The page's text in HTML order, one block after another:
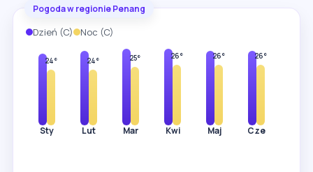
Pogoda w regionie Penang
Dzień (C) Noc (C)
24°
Sty
24°
Lut
25°
Mar
26°
Kwi
26°
Maj
26°
Cze